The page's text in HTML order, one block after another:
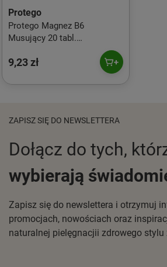
Protego
Protego Magnez B6
Musujący 20 tabl.
pomarańcza
9,23 zł
ZAPISZ SIĘ DO NEWSLETTERA
Dołącz do tych,
wybierają
Zapisz się do newslettera i otrzymuj
promocjach, nowościach oraz
naturalnej pielęgnacjii zdrowego stylu